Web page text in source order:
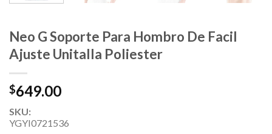
Neo G Soporte Para Hombro De Facil
Ajuste Unitalla Poliester
$649.00
SKU:
YGYI0721536